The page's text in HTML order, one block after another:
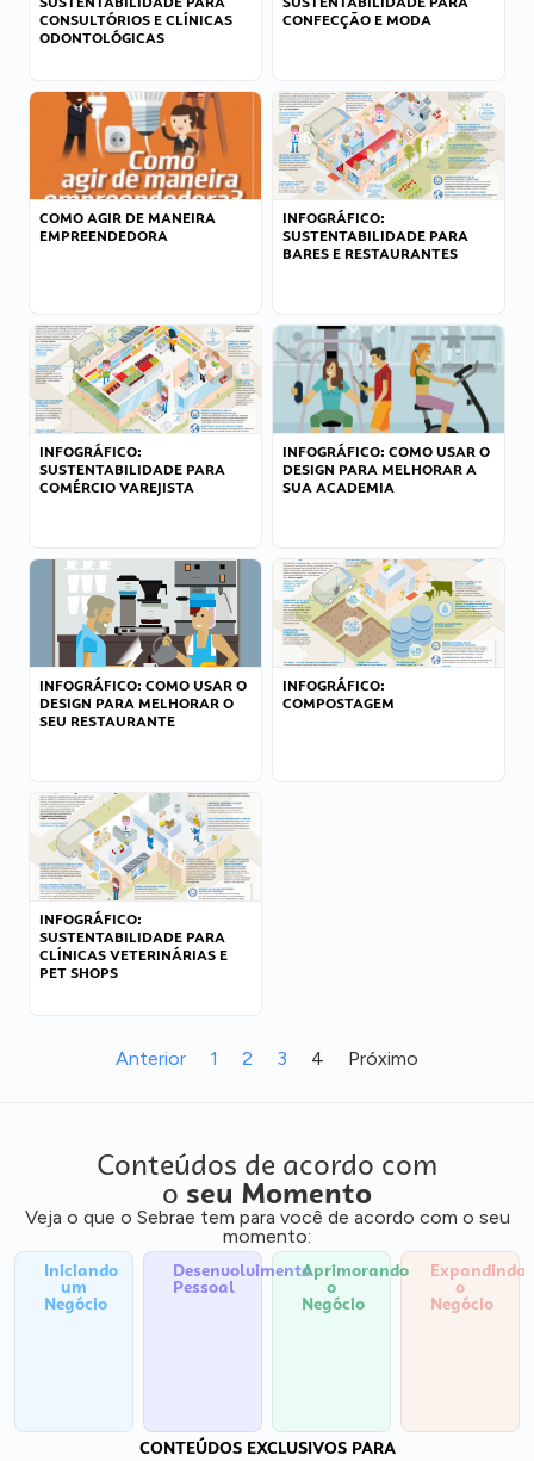
CONSULTÓRIOS E CLÍNICAS
ODONTOLÓGICAS
CONFECÇÃO E MODA
COMO AGIR DE MANEIRA
EMPREENDEDORA
INFOGRÁFICO:
SUSTENTABILIDADE PARA
BARES E RESTAURANTES
INFOGRÁFICO:
SUSTENTABILIDADE PARA
COMÉRCIO VAREJISTA
INFOGRÁFICO: COMO USAR O
DESIGN PARA MELHORAR A
SUA ACADEMIA
INFOGRÁFICO: COMO USAR O
DESIGN PARA MELHORAR O
SEU RESTAURANTE
INFOGRÁFICO:
COMPOSTAGEM
INFOGRÁFICO:
SUSTENTABILIDADE PARA
CLÍNICAS VETERINÁRIAS E
PET SHOPS
Anterior 1 2 3 4 Próximo
Conteúdos de acordo com
o seu Momento
Veja o que o Sebrae tem para você de acordo com o seu
momento:
Iniciando
um
Negócio
Desenvolvimento
Pessoal
Aprimorando
o
Negócio
Expandindo
o
Negócio
CONTEÚDOS EXCLUSIVOS PARA